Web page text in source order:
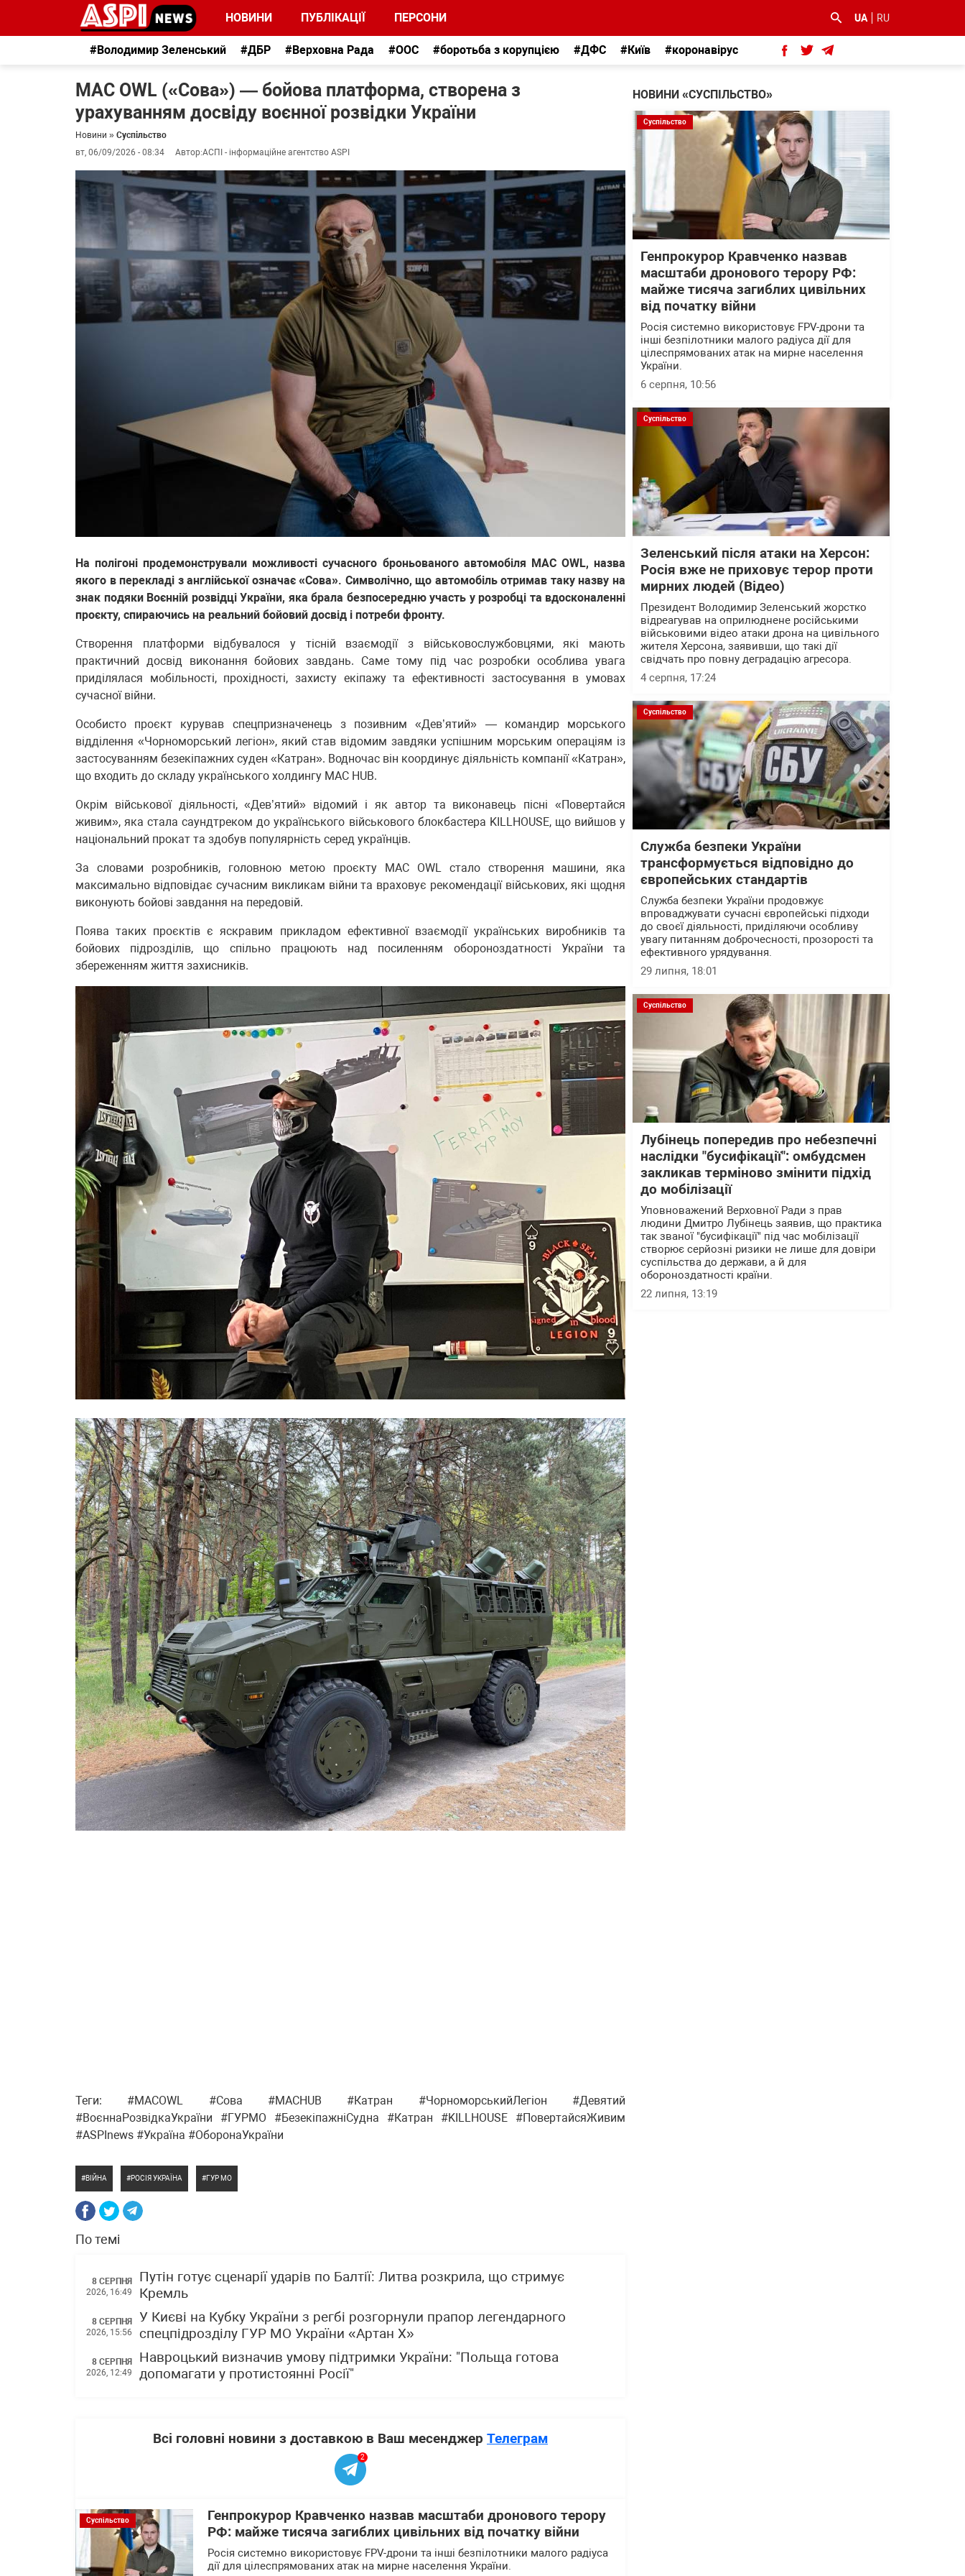
НОВИНИ ПУБЛІКАЦІЇ ПЕРСОНИ UA RU
#Володимир Зеленський #ДБР #Верховна Рада #ООС #боротьба з корупцією #ДФС #Київ #коронавірус
MAC OWL («Сова») — бойова платформа, створена з
урахуванням досвіду воєнної розвідки України
Новини » Суспільство
вт, 06/09/2026 - 08:34
Автор:АСПІ - інформаційне агентство ASPI
На полігоні продемонстрували можливості сучасного броньованого автомобіля MAC OWL, назва
якого в перекладі з англійської означає «Сова». Символічно, що автомобіль отримав таку назву на
знак подяки Воєнній розвідці України, яка брала безпосередню участь у розробці та вдосконаленні
проєкту, спираючись на реальний бойовий досвід і потреби фронту.
Створення платформи відбувалося у тісній взаємодії з військовослужбовцями, які мають
практичний досвід виконання бойових завдань. Саме тому під час розробки особлива увага
приділялася мобільності, прохідності, захисту екіпажу та ефективності застосування в умовах
сучасної війни.
Особисто проєкт курував спецпризначенець з позивним «Дев’ятий» — командир морського
відділення «Чорноморський легіон», який став відомим завдяки успішним морським операціям із
застосуванням безекіпажних суден «Катран». Водночас він координує діяльність компанії «Катран»,
що входить до складу українського холдингу MAC HUB.
Окрім військової діяльності, «Дев’ятий» відомий і як автор та виконавець пісні «Повертайся
живим», яка стала саундтреком до українського військового блокбастера KILLHOUSE, що вийшов у
національний прокат та здобув популярність серед українців.
За словами розробників, головною метою проєкту MAC OWL стало створення машини, яка
максимально відповідає сучасним викликам війни та враховує рекомендації військових, які щодня
виконують бойові завдання на передовій.
Поява таких проєктів є яскравим прикладом ефективної взаємодії українських виробників та
бойових підрозділів, що спільно працюють над посиленням обороноздатності України та
збереженням життя захисників.
Теги: #MACOWL #Сова #MACHUB #Катран #ЧорноморськийЛегіон #Девятий
#ВоєннаРозвідкаУкраїни #ГУРМО #БезекіпажніСудна #Катран #KILLHOUSE #ПовертайсяЖивим
#ASPInews #Україна #ОборонаУкраїни
ВІЙНА РОСІЯ УКРАЇНА ГУР МО
По темі
8 СЕРПНЯ
2026, 16:49
Путін готує сценарії ударів по Балтії: Литва розкрила, що стримує
Кремль
8 СЕРПНЯ
2026, 15:56
У Києві на Кубку України з регбі розгорнули прапор легендарного
спецпідрозділу ГУР МО України «Артан Х»
8 СЕРПНЯ
2026, 12:49
Навроцький визначив умову підтримки України: "Польща готова
допомагати у протистоянні Росії"
Всі головні новини з доставкою в Ваш месенджер Телеграм
2
Суспільство
Генпрокурор Кравченко назвав масштаби дронового терору
РФ: майже тисяча загиблих цивільних від початку війни
Росія системно використовує FPV-дрони та інші безпілотники малого радіуса
дії для цілеспрямованих атак на мирне населення України.
НОВИНИ «СУСПІЛЬСТВО»
Суспільство
Генпрокурор Кравченко назвав
масштаби дронового терору РФ:
майже тисяча загиблих цивільних
від початку війни
Росія системно використовує FPV-дрони та
інші безпілотники малого радіуса дії для
цілеспрямованих атак на мирне населення
України.
6 серпня, 10:56
Суспільство
Зеленський після атаки на Херсон:
Росія вже не приховує терор проти
мирних людей (Відео)
Президент Володимир Зеленський жорстко
відреагував на оприлюднене російськими
військовими відео атаки дрона на цивільного
жителя Херсона, заявивши, що такі дії
свідчать про повну деградацію агресора.
4 серпня, 17:24
Суспільство
Служба безпеки України
трансформується відповідно до
європейських стандартів
Служба безпеки України продовжує
впроваджувати сучасні європейські підходи
до своєї діяльності, приділяючи особливу
увагу питанням доброчесності, прозорості та
ефективного урядування.
29 липня, 18:01
Суспільство
Лубінець попередив про небезпечні
наслідки "бусифікації": омбудсмен
закликав терміново змінити підхід
до мобілізації
Уповноважений Верховної Ради з прав
людини Дмитро Лубінець заявив, що практика
так званої "бусифікації" під час мобілізації
створює серйозні ризики не лише для довіри
суспільства до держави, а й для
обороноздатності країни.
22 липня, 13:19